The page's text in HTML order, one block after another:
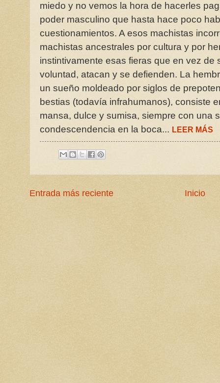
miedo y no vemos la hora de hacerles
poder masculino que hasta hace poco
cuestionamientos. A esos machistas
machistas ancestrales por cultura y por
instintivamente esas fieras que en vez de
voluntad, atacan y se defienden. La
un sueño moldeado por siglos de
bestias (todavía infrahumanos), consiste
mansa, dulce y sumisa, siempre con una
condescendencia en la boca... LEER MÁS
Entrada más reciente Inicio